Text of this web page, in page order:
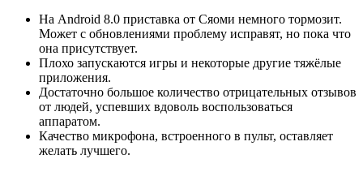
На Android 8.0 приставка от Сяоми немного тормозит.
Может с обновлениями проблему исправят, но пока что
она присутствует.
Плохо запускаются игры и некоторые другие тяжёлые
приложения.
Достаточно большое количество отрицательных отзывов
от людей, успевших вдоволь воспользоваться
аппаратом.
Качество микрофона, встроенного в пульт, оставляет
желать лучшего.